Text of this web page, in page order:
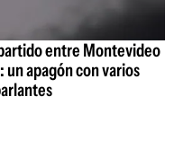
entre Montevideo
un apagón con varios